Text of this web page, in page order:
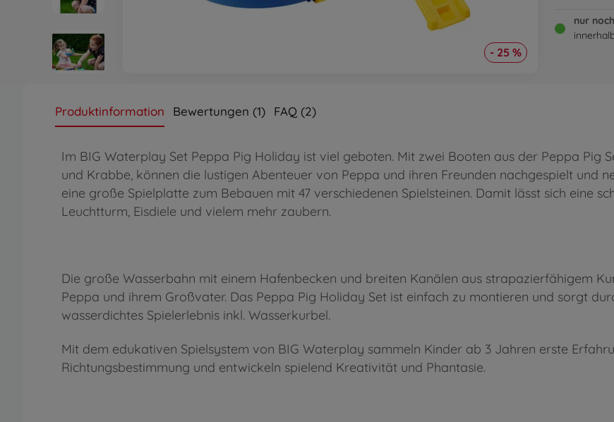
- 25 %
nur
Produktinformation Bewertungen (1) FAQ (2)
Im BIG Waterplay Set Peppa Pig Holiday ist viel geboten. Mit zwei Booten aus der Peppa Pig
und Krabbe, können die lustigen Abenteuer von Peppa und ihren Freunden nachgespielt und
eine große Spielplatte zum Bebauen mit 47 verschiedenen Spielsteinen. Damit lässt sich eine
Leuchtturm, Eisdiele und vielem mehr zaubern.
Die große Wasserbahn mit einem Hafenbecken und breiten Kanälen aus strapazierfähigem
Peppa und ihrem Großvater. Das Peppa Pig Holiday Set ist einfach zu montieren und sorgt
wasserdichtes Spielerlebnis inkl. Wasserkurbel.
Mit dem edukativen Spielsystem von BIG Waterplay sammeln Kinder ab 3 Jahren erste
Richtungsbestimmung und entwickeln spielend Kreativität und Phantasie.